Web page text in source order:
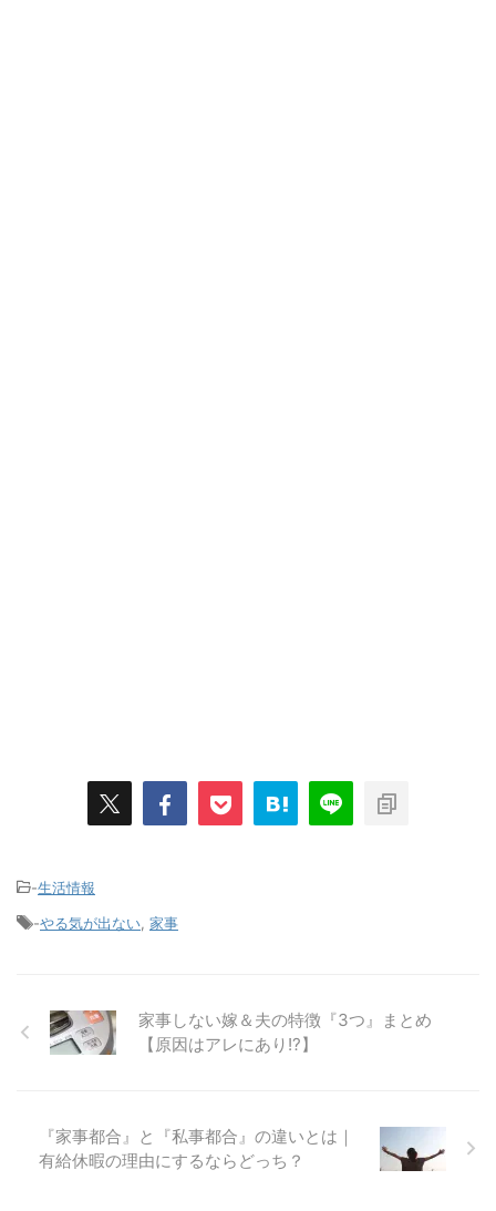
-生活情報
-やる気が出ない 家事
家事しない嫁＆夫の特徴『3つ』まとめ
【原因はアレにあり!?】
『家事都合』と『私事都合』の違いとは｜
有給休暇の理由にするならどっち？